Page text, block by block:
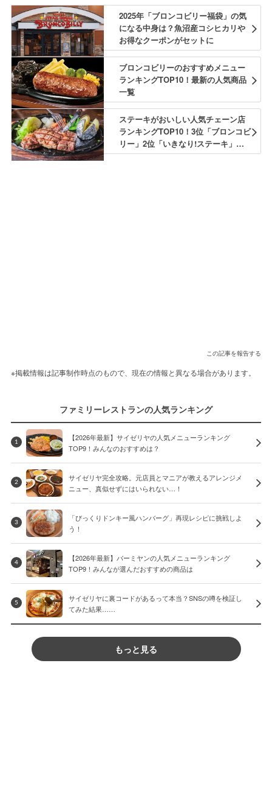
2025年「ブロンコビリー福袋」の気
になる中身は？魚沼産コシヒカリや
お得なクーポンがセットに
ブロンコビリーのおすすめメニュー
ランキングTOP10！最新の人気商品
一覧
ステーキがおいしい人気チェーン店
ランキングTOP10！3位「ブロンコビ
リー」2位「いきなり!ステーキ」に
続く1位は？
この記事を報告する
※掲載情報は記事制作時点のもので、現在の情報と異なる場合があります。
ファミリーレストランの人気ランキング
1
【2026年最新】サイゼリヤの人気メニューランキング
TOP9！みんなのおすすめは？
2
サイゼリヤ完全攻略。元店員とマニアが教えるアレンジメ
ニュー、真似せずにはいられない…！
3
「びっくりドンキー風ハンバーグ」再現レシピに挑戦しよ
う！
4
【2026年最新】バーミヤンの人気メニューランキング
TOP9！みんなが選んだおすすめの商品は
5
サイゼリヤに裏コードがあるって本当？SNSの噂を検証し
てみた結果……
もっと見る